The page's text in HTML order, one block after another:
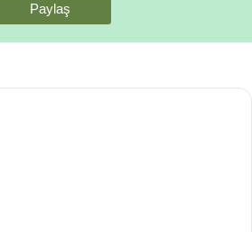
Paylaş